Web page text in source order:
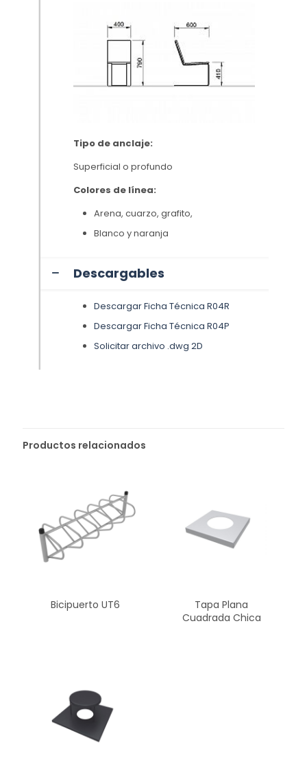
Tipo de anclaje:
Superficial o profundo
Colores de línea:
Arena, cuarzo, grafito,
Blanco y naranja
Descargables
Descargar Ficha Técnica R04R
Descargar Ficha Técnica R04P
Solicitar archivo .dwg 2D
Productos relacionados
Bicipuerto UT6
Tapa Plana
Cuadrada Chica